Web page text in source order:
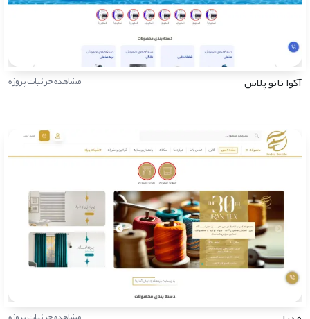
آکوا نانو پلاس مشاهده جزئیات پروژه